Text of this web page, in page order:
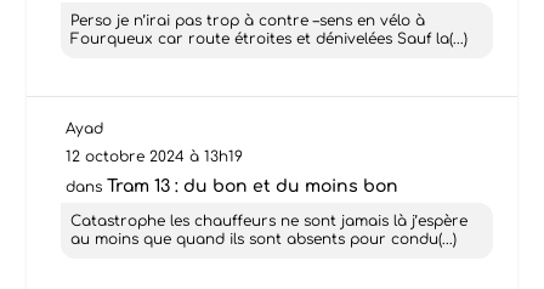
Perso je n’irai pas trop à contre –sens en vélo à
Fourqueux car route étroites et dénivelées Sauf la(...)
Ayad
12 octobre 2024 à 13h19
dans Tram 13 : du bon et du moins bon
Catastrophe les chauffeurs ne sont jamais là j’espère
au moins que quand ils sont absents pour condu(...)